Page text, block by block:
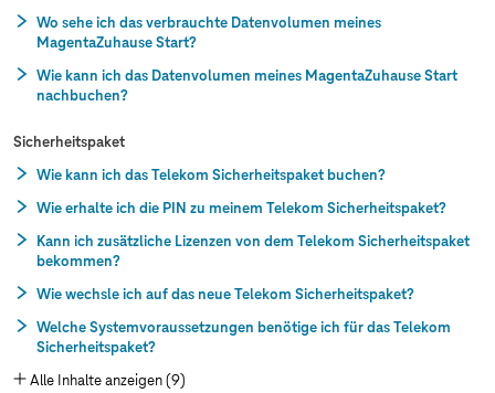
Wo sehe ich das verbrauchte Datenvolumen meines
MagentaZuhause Start?
Wie kann ich das Datenvolumen meines MagentaZuhause Start
nachbuchen?
Sicherheitspaket
Wie kann ich das Telekom Sicherheitspaket buchen?
Wie erhalte ich die PIN zu meinem Telekom Sicherheitspaket?
Kann ich zusätzliche Lizenzen von dem Telekom Sicherheitspaket
bekommen?
Wie wechsle ich auf das neue Telekom Sicherheitspaket?
Welche Systemvoraussetzungen benötige ich für das Telekom
Sicherheitspaket?
Alle Inhalte anzeigen (9)